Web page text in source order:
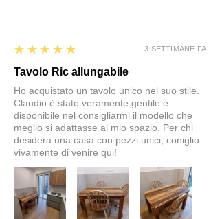
5
★★★★★
Tavolo Ric allungabile
Ho acquistato un tavolo unico nel suo stile.
Claudio è stato veramente gentile e
disponibile nel consigliarmi il modello che
meglio si adattasse al mio spazio. Per chi
desidera una casa con pezzi unici, coniglio
vivamente di venire qui!
3 SETTIMANE FA